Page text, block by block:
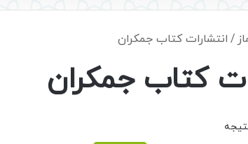
/ انتشارات کتاب جمکران
کتاب جمکران